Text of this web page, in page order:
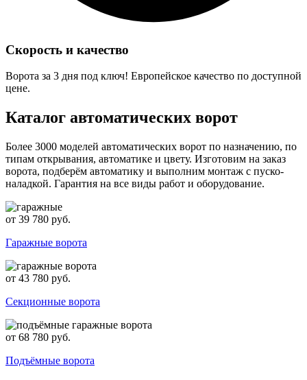
Скорость и качество
Ворота за 3 дня под ключ! Европейское качество по доступной
цене.
Каталог автоматических ворот
Более 3000 моделей автоматических ворот по назначению, по
типам открывания, автоматике и цвету. Изготовим на заказ
ворота, подберём автоматику и выполним монтаж с пуско-
наладкой. Гарантия на все виды работ и оборудование.
от 39 780 руб.
Гаражные ворота
от 43 780 руб.
Секционные ворота
от 68 780 руб.
Подъёмные ворота